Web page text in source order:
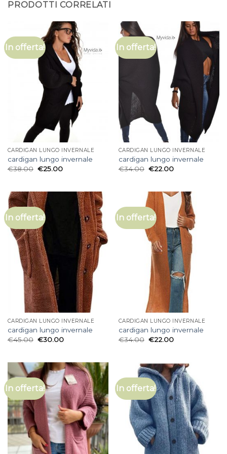
PRODOTTI CORRELATI
In offerta!
CARDIGAN LUNGO INVERNALE
cardigan lungo invernale
€38.00 €25.00
In offerta!
CARDIGAN LUNGO INVERNALE
cardigan lungo invernale
€34.00 €22.00
In offerta!
CARDIGAN LUNGO INVERNALE
cardigan lungo invernale
€45.00 €30.00
In offerta!
CARDIGAN LUNGO INVERNALE
cardigan lungo invernale
€34.00 €22.00
In offerta! In offerta!